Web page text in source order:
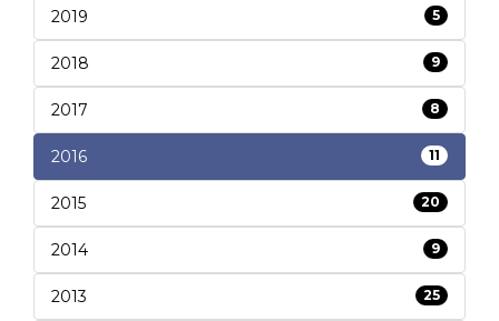
2019 5
2018 9
2017 8
2016 11
2015 20
2014 9
2013 25